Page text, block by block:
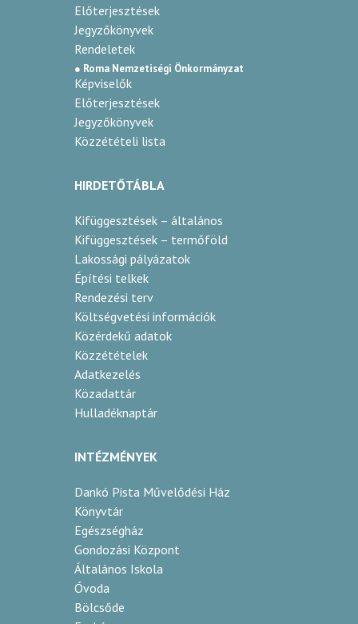
Temerin
faeper fehér
bogyós
2024
arany
Kovács Sándor
pándi meggy
csonthéjas
2025
arany
Kovács Sándor
Csanádapáca
2024
arany
Kulacsik János
Szeged
Előterjesztések
Jegyzőkönyvek
Rendeletek
● Roma Nemzetiségi Önkormányzat
Képviselők
Előterjesztések
Jegyzőkönyvek
Közzétételi lista
HIRDETŐTÁBLA
Kifüggesztések – általános
Kifüggesztések – termőföld
Lakossági pályázatok
Építési telkek
Rendezési terv
Költségvetési információk
Közérdekű adatok
Közzétételek
Adatkezelés
Közadattár
Hulladéknaptár
INTÉZMÉNYEK
Dankó Pista Művelődési Ház
Könyvtár
Egészségház
Gondozási Központ
Általános Iskola
Óvoda
Bölcsőde